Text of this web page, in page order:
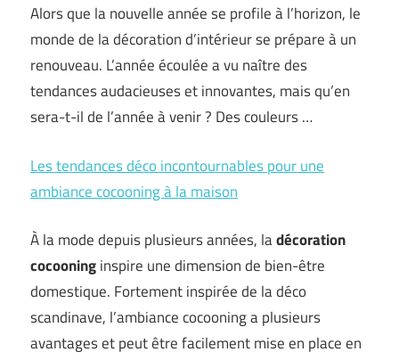
Alors que la nouvelle année se profile à l’horizon, le
monde de la décoration d’intérieur se prépare à un
renouveau. L’année écoulée a vu naître des
tendances audacieuses et innovantes, mais qu’en
sera-t-il de l’année à venir ? Des couleurs …
Les tendances déco incontournables pour une
ambiance cocooning à la maison
À la mode depuis plusieurs années, ladécoration
cocooninginspire une dimension de bien-être
domestique. Fortement inspirée de la déco
scandinave, l’ambiance cocooning a plusieurs
avantages et peut être facilement mise en place en